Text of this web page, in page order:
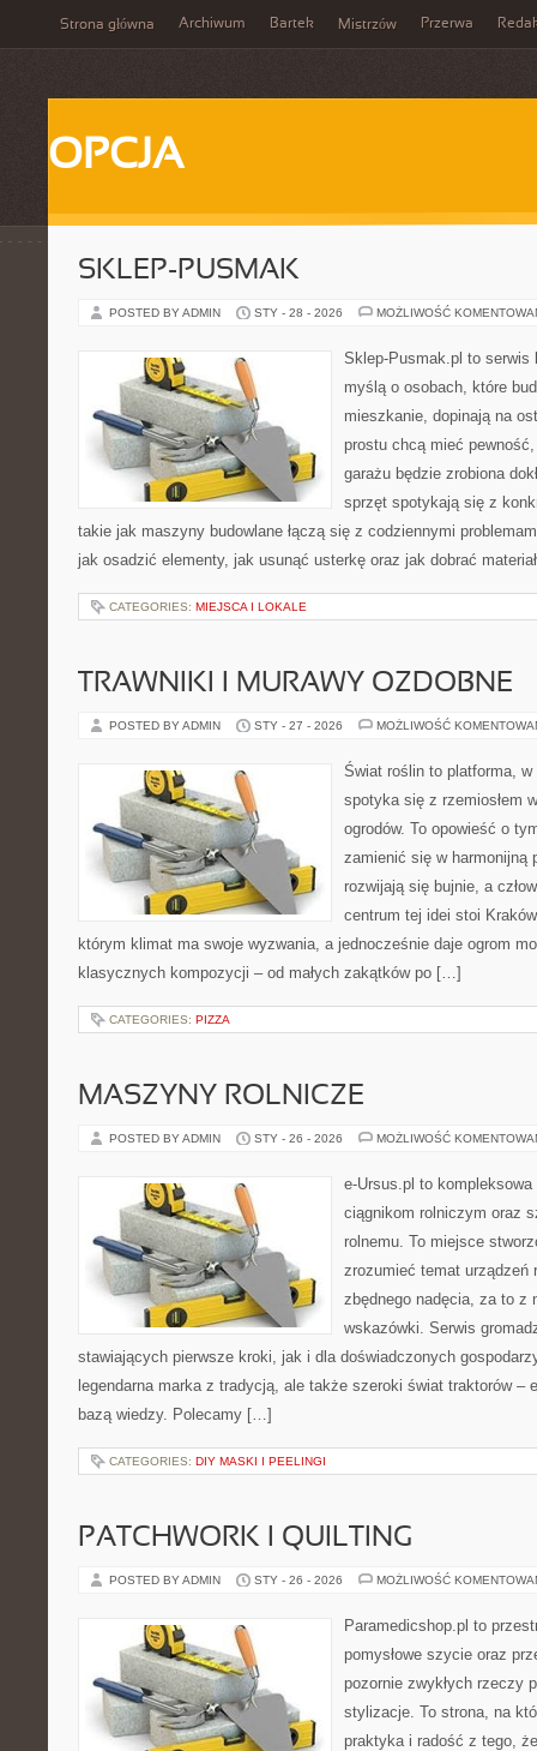
Strona główna Archiwum Bartek Mistrzów Przerwa
OPCJA
SKLEP-PUSMAK
POSTED BY ADMIN STY - 28 - 2026 MOŻLIWOŚĆ
Sklep-Pusmak.pl to serwis
myślą o osobach, które
mieszkanie, dopinają na
prostu chcą mieć
garażu będzie zrobiona
sprzęt spotykają się z
takie jak maszyny budowlane łączą się z codziennymi
jak osadzić elementy, jak usunąć usterkę oraz jak dobrać
CATEGORIES: MIEJSCA I LOKALE
TRAWNIKI I MURAWY OZDOBNE
POSTED BY ADMIN STY - 27 - 2026 MOŻLIWOŚĆ
Świat roślin to platforma,
spotyka się z rzemiosłem
ogrodów. To opowieść o
zamienić się w harmonijną
rozwijają się bujnie, a
centrum tej idei stoi
którym klimat ma swoje wyzwania, a jednocześnie daje ogrom
klasycznych kompozycji – od małych zakątków po […]
CATEGORIES: PIZZA
MASZYNY ROLNICZE
POSTED BY ADMIN STY - 26 - 2026 MOŻLIWOŚĆ
e-Ursus.pl to
ciągnikom rolniczym oraz
rolnemu. To miejsce
zrozumieć temat urządzeń
zbędnego nadęcia, za to z
wskazówki. Serwis
stawiających pierwsze kroki, jak i dla doświadczonych
legendarna marka z tradycją, ale także szeroki świat traktorów –
bazą wiedzy. Polecamy […]
CATEGORIES: DIY MASKI I PEELINGI
PATCHWORK I QUILTING
POSTED BY ADMIN STY - 26 - 2026 MOŻLIWOŚĆ
Paramedicshop.pl to
pomysłowe szycie oraz
pozornie zwykłych rzeczy
stylizacje. To strona, na
praktyka i radość z tego,